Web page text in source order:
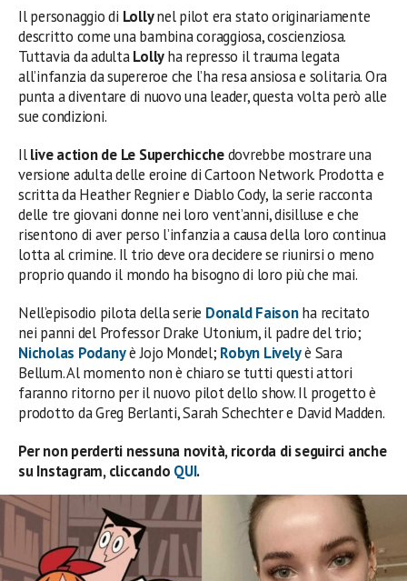
Il personaggio di Lollynel pilot era stato originariamente
descritto come una bambina coraggiosa, coscienziosa.
Tuttavia da adultaLollyha represso il trauma legata
all’infanzia da supereroe che l’ha resa ansiosa e solitaria. Ora
punta a diventare di nuovo una leader, questa volta però alle
sue condizioni.
Illive action de Le Superchicchedovrebbe mostrare una
versione adulta delle eroine di Cartoon Network. Prodotta e
scritta da Heather Regnier e Diablo Cody, la serie racconta
delle tre giovani donne nei loro vent’anni, disilluse e che
risentono di aver perso l’infanzia a causa della loro continua
lotta al crimine. Il trio deve ora decidere se riunirsi o meno
proprio quando il mondo ha bisogno di loro più che mai.
Nell’episodio pilota della serie Donald Faisonha recitato
nei panni del Professor Drake Utonium, il padre del trio;
Nicholas Podanyè Jojo Mondel; Robyn Livelyè Sara
Bellum. Al momento non è chiaro se tutti questi attori
faranno ritorno per il nuovo pilot dello show. Il progetto è
prodotto da Greg Berlanti, Sarah Schechter e David Madden.
Per non perderti nessuna novità, ricorda di seguirci anche
su Instagram, cliccando QUI.